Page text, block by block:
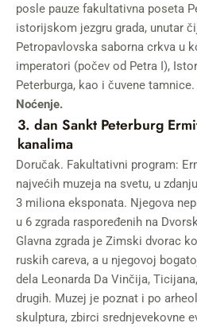
posle pauze fakultativna poseta
istorijskom jezgru grada, unutar
Petropavlovska saborna crkva u
imperatori (počev od Petra I),
Peterburga, kao i čuvene
Noćenje.
3. dan Sankt Peterburg
kanalima
Doručak. Fakultativni program:
najvećih muzeja na svetu, u
3 miliona eksponata. Njegova
u 6 zgrada raspoređenih na
Glavna zgrada je Zimski dvorac
ruskih careva, a u njegovoj
dela Leonarda Da Vinčija,
drugih. Muzej je poznat i po
skulptura, zbirci srednjevekovne